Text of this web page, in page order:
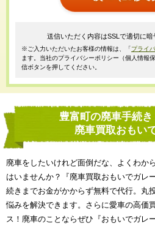
送信いただく内容はSSLで適切に暗
※ご入力いただいたお客様の情報は、「プライ
ます。当社のプライバシーポリシー（個人情報
信ボタンを押してください。
豊富町の廃車手続
廃車買取おもい
廃車をしたいけれど面倒だな、よくわか
はいませんか？『廃車買取おもいでガレ
続きまでお金がかからず無料で代行。丸
悩みを解決できます。さらに愛車の高価
ス！廃車のことならぜひ『おもいでガレ